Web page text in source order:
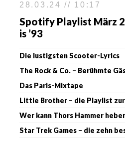
28.03.24 // 10:17
Spotify Playlist März
is ’93
Die lustigsten Scooter-Lyrics
The Rock & Co. – Berühmte
Das Paris-Mixtape
Little Brother – die Playlist
Wer kann Thors Hammer
Star Trek Games – die zehn